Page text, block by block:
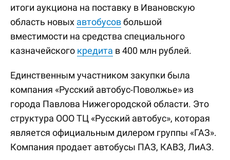
итоги аукциона на поставку в Ивановскую
область новых автобусовбольшой
вместимости на средства специального
казначейского кредита в 400 млн рублей.
Единственным участником закупки была
компания «Русский автобус-Поволжье» из
города Павлова Нижегородской области. Это
структура ООО ТЦ «Русский автобус», которая
является официальным дилером группы «ГАЗ».
Компания продает автобусы ПАЗ, КАВЗ, ЛиАЗ.